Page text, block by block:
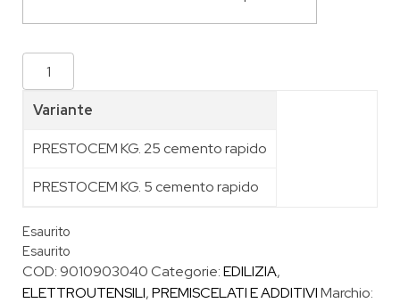
Variante
PRESTOCEM KG. 25 cemento rapido
PRESTOCEM KG. 5 cemento rapido
Esaurito
Esaurito
COD:9010903040Categorie:EDILIZIA,
ELETTROUTENSILI,PREMISCELATI E ADDITIVIMarchio: